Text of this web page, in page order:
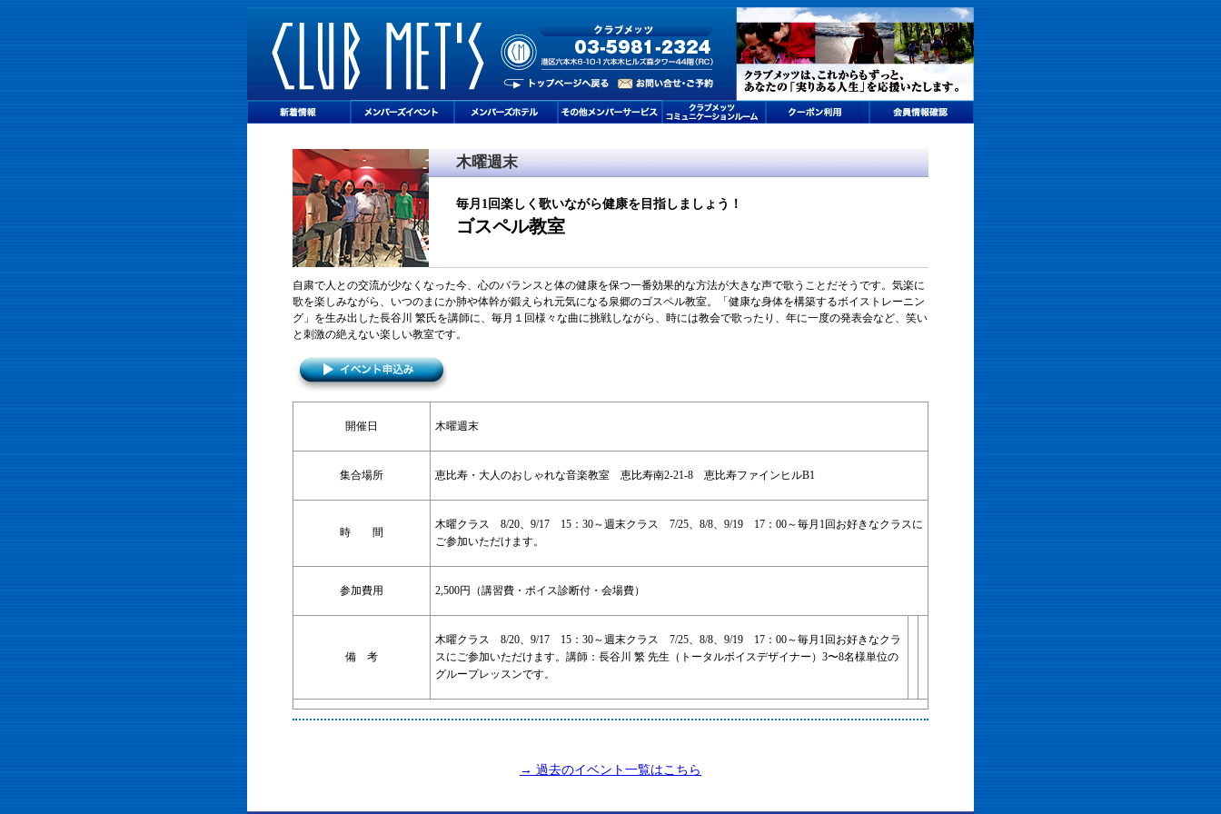
木曜週末
毎月1回楽しく歌いながら健康を目指しましょう！
ゴスペル教室
自粛で人との交流が少なくなった今、心のバランスと体の健康を保つ一番効果的な方法が大きな声で歌うことだそうです。気楽に
歌を楽しみながら、いつのまにか肺や体幹が鍛えられ元気になる泉郷のゴスペル教室。「健康な身体を構築するボイストレーニン
グ」を生み出した長谷川 繁氏を講師に、毎月１回様々な曲に挑戦しながら、時には教会で歌ったり、年に一度の発表会など、笑い
と刺激の絶えない楽しい教室です。
開催日 木曜週末
集合場所 恵比寿・大人のおしゃれな音楽教室 恵比寿南2-21-8 恵比寿ファインヒルB1
時 間
木曜クラス 8/20、9/17 15：30～週末クラス 7/25、8/8、9/19 17：00～毎月1回お好きなクラスに
ご参加いただけます。
参加費用 2,500円（講習費・ボイス診断付・会場費）
備 考
木曜クラス 8/20、9/17 15：30～週末クラス 7/25、8/8、9/19 17：00～毎月1回お好きなクラ
スにご参加いただけます。 講師：長谷川 繁 先生（トータルボイスデザイナー） 3〜8名様単位の
グループレッスンです。
→ 過去のイベント一覧はこちら